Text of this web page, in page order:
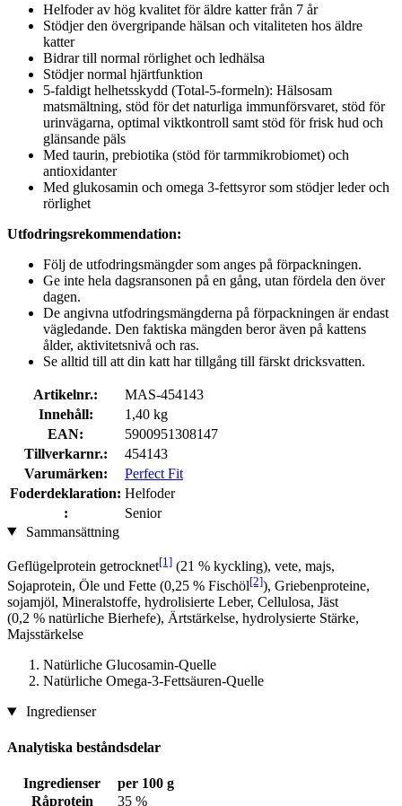
Helfoder av hög kvalitet för äldre katter från 7 år
Stödjer den övergripande hälsan och vitaliteten hos äldre
katter
Bidrar till normal rörlighet och ledhälsa
Stödjer normal hjärtfunktion
5-faldigt helhetsskydd (Total-5-formeln): Hälsosam
matsmältning, stöd för det naturliga immunförsvaret, stöd för
urinvägarna, optimal viktkontroll samt stöd för frisk hud och
glänsande päls
Med taurin, prebiotika (stöd för tarmmikrobiomet) och
antioxidanter
Med glukosamin och omega 3-fettsyror som stödjer leder och
rörlighet
Utfodringsrekommendation:
Följ de utfodringsmängder som anges på förpackningen.
Ge inte hela dagsransonen på en gång, utan fördela den över
dagen.
De angivna utfodringsmängderna på förpackningen är endast
vägledande. Den faktiska mängden beror även på kattens
ålder, aktivitetsnivå och ras.
Se alltid till att din katt har tillgång till färskt dricksvatten.
Artikelnr.:
MAS-454143
Innehåll:
1,40 kg
EAN:
5900951308147
Tillverkarnr.:
454143
Varumärken:
Perfect Fit
Foderdeklaration: Helfoder
:
Senior
Sammansättning
Geflügelprotein getrocknet[1] (21 % kyckling), vete, majs,
Sojaprotein, Öle und Fette (0,25 % Fischöl[2]), Griebenproteine,
sojamjöl, Mineralstoffe, hydrolisierte Leber, Cellulosa, Jäst
(0,2 % natürliche Bierhefe), Ärtstärkelse, hydrolysierte Stärke,
Majsstärkelse
Natürliche Glucosamin-Quelle
Natürliche Omega-3-Fettsäuren-Quelle
Ingredienser
Analytiska beståndsdelar
Ingredienser
per 100 g
Råprotein
35 %